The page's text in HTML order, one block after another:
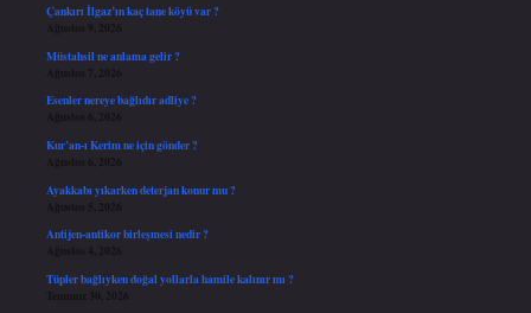
Çankırı İlgaz’ın kaç tane köyü var ?
Ağustos 9, 2026
Müstahsil ne anlama gelir ?
Ağustos 7, 2026
Esenler nereye bağlıdır adliye ?
Ağustos 6, 2026
Kur’an-ı Kerim ne için gönder ?
Ağustos 6, 2026
Ayakkabı yıkarken deterjan konur mu ?
Ağustos 5, 2026
Antijen-antikor birleşmesi nedir ?
Ağustos 4, 2026
Tüpler bağlıyken doğal yollarla hamile kalınır mı ?
Temmuz 30, 2026